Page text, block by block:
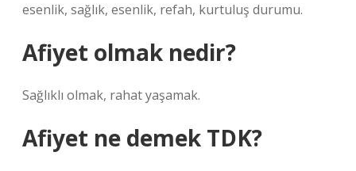
esenlik, sağlık, esenlik, refah, kurtuluş durumu.
Afiyet olmak nedir?
Sağlıklı olmak, rahat yaşamak.
Afiyet ne demek TDK?